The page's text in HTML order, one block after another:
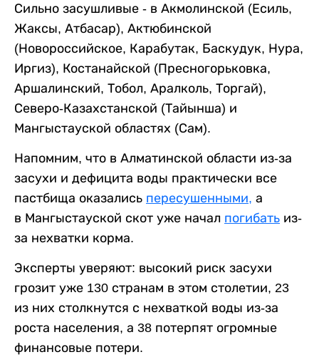
Сильно засушливые - в Акмолинской (Есиль,
Жаксы, Атбасар), Актюбинской
(Новороссийское, Карабутак, Баскудук, Нура,
Иргиз), Костанайской (Пресногорьковка,
Аршалинский, Тобол, Аралколь, Торгай),
Северо-Казахстанской (Тайынша) и
Мангыстауской областях (Сам).
Напомним, что в Алматинской области из-за
засухи и дефицита воды практически все
пастбища оказались пересушенными, а
в Мангыстауской скот уже начал погибать из-
за нехватки корма.
Эксперты уверяют: высокий риск засухи
грозит уже 130 странам в этом столетии, 23
из них столкнутся с нехваткой воды из-за
роста населения, а 38 потерпят огромные
финансовые потери.